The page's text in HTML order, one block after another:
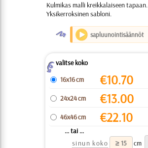
Kulmikas malli kreikkalaiseen tapaan.
Yksikerroksinen sabloni.
O sapluunointisäännöt
Zvalitse koko
16x16 cm
€10.70
24x24 cm €13.00
46x46 cm €22.10
... tai ...
sinun koko
cm